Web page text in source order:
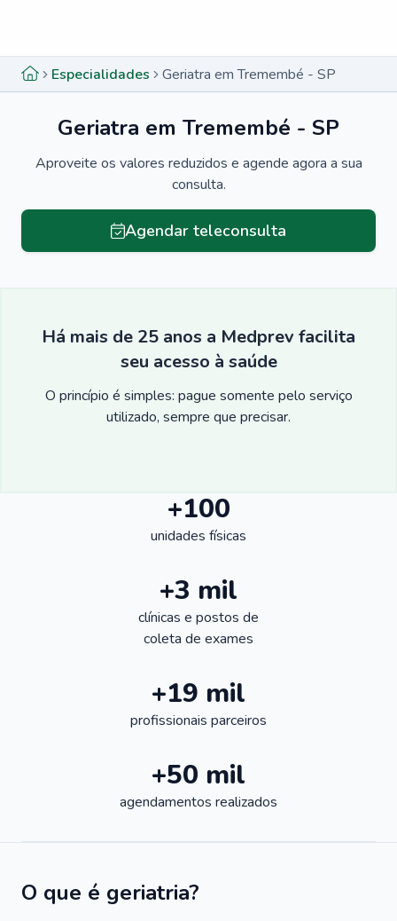
Especialidades Geriatra em Tremembé - SP
Geriatra em Tremembé - SP
Aproveite os valores reduzidos e agende agora a sua
consulta.
Agendar teleconsulta
Há mais de 25 anos a Medprev facilita
seu acesso à saúde
O princípio é simples: pague somente pelo serviço
utilizado, sempre que precisar.
+100
unidades físicas
+3 mil
clínicas e postos de
coleta de exames
+19 mil
profissionais parceiros
+50 mil
agendamentos realizados
O que é geriatria?